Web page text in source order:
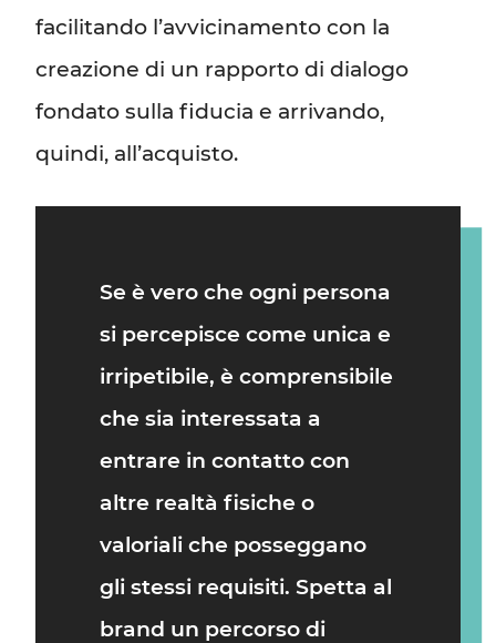
facilitando l’avvicinamento con la
creazione di un rapporto di dialogo
fondato sulla fiducia e arrivando,
quindi, all’acquisto.
Se è vero che ogni persona
si percepisce come unica e
irripetibile, è comprensibile
che sia interessata a
entrare in contatto con
altre realtà fisiche o
valoriali che posseggano
gli stessi requisiti. Spetta al
brand un percorso di